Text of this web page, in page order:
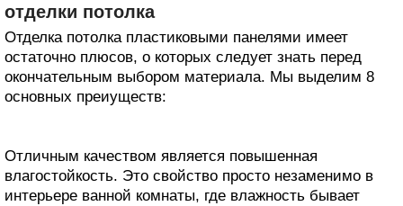
отделки потолка
Отделка потолка пластиковыми панелями имеет
остаточно плюсов, о которых следует знать перед
окончательным выбором материала. Мы выделим 8
основных преиуществ:
Отличным качеством является повышенная
влагостойкость. Это свойство просто незаменимо в
интерьере ванной комнаты, где влажность бывает